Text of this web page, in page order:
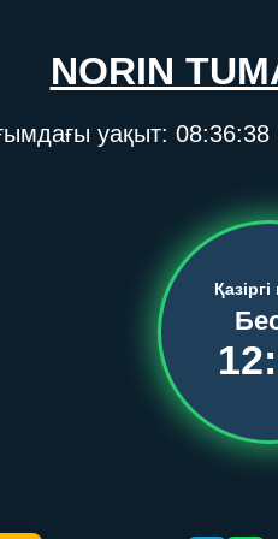
NORIN
уақыт: 08:36:38